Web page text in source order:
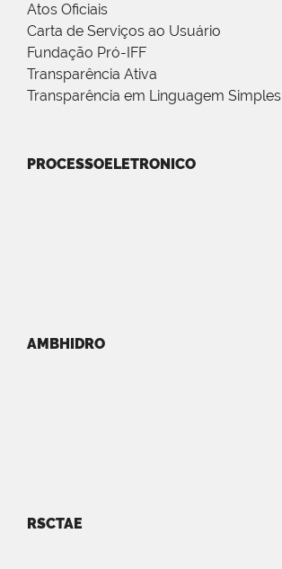
Atos Oficiais
Carta de Serviços ao Usuário
Fundação Pró-IFF
Transparência Ativa
Transparência em Linguagem Simples
PROCESSOELETRONICO
AMBHIDRO
RSCTAE